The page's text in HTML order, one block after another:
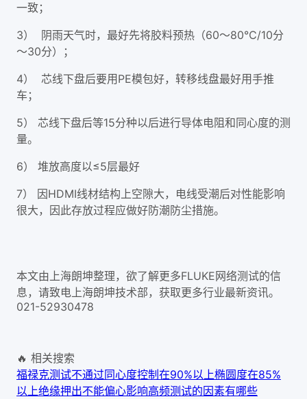
一致；
3） 阴雨天气时，最好先将胶料预热（60～80℃/10分
～30分）；
4） 芯线下盘后要用PE模包好，转移线盘最好用手推
车；
5） 芯线下盘后等15分种以后进行导体电阻和同心度的测
量。
6） 堆放高度以≤5层最好
7） 因HDMI线材结构上空隙大，电线受潮后对性能影响
很大，因此存放过程应做好防潮防尘措施。
本文由上海朗坤整理，欲了解更多FLUKE网络测试的信
息，请致电上海朗坤技术部，获取更多行业最新资讯。
021-52930478
🔥 相关搜索
福禄克测试不通过同心度控制在90%以上椭圆度在85%
以上绝缘押出不能偏心影响高频测试的因素有哪些